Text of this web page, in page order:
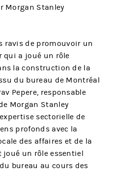
Morgan Stanley
ravis de promouvoir un
qui a joué un rôle
la construction de la
du bureau de Montréal
Pepere, responsable
Morgan Stanley
sectorielle de
profonds avec la
des affaires et de la
un rôle essentiel
bureau au cours des